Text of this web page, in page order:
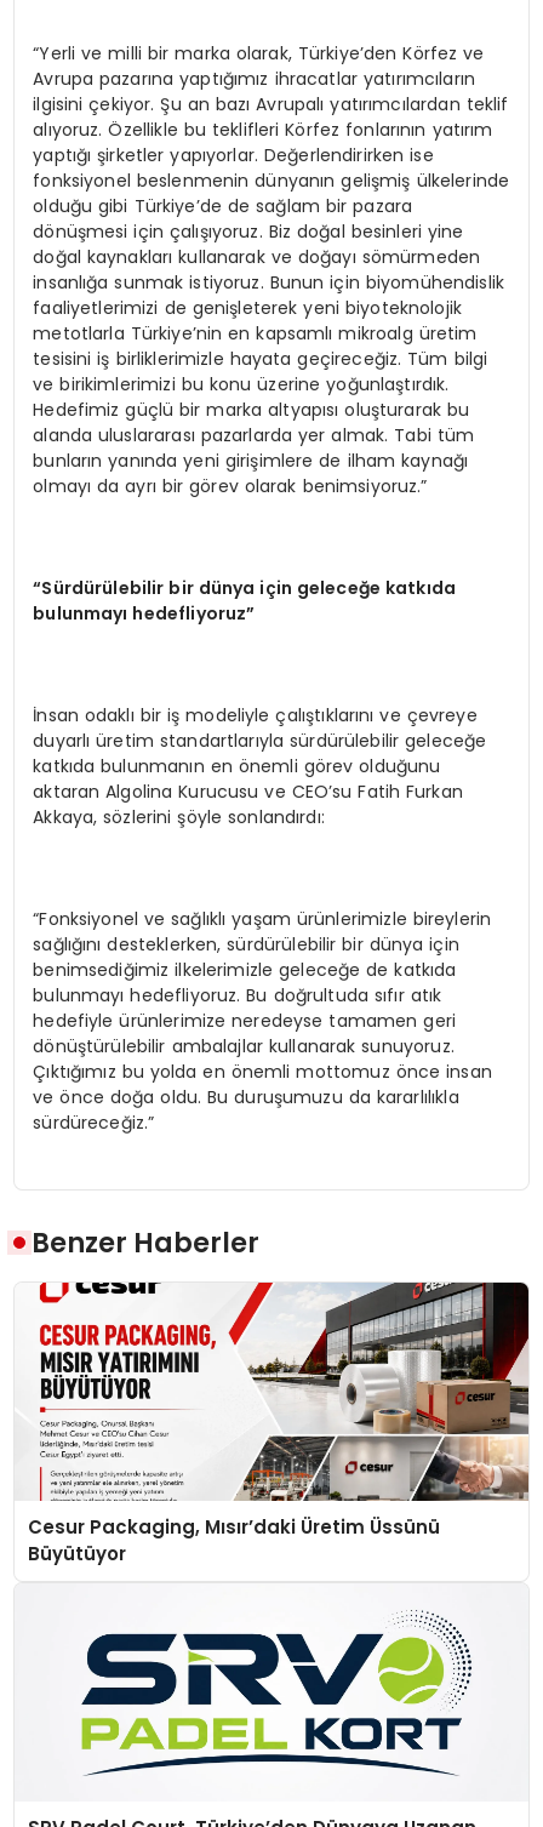
“Yerli ve milli bir marka olarak, Türkiye’den Körfez ve
Avrupa pazarına yaptığımız ihracatlar yatırımcıların
ilgisini çekiyor. Şu an bazı Avrupalı yatırımcılardan teklif
alıyoruz. Özellikle bu teklifleri Körfez fonlarının yatırım
yaptığı şirketler yapıyorlar. Değerlendirirken ise
fonksiyonel beslenmenin dünyanın gelişmiş ülkelerinde
olduğu gibi Türkiye’de de sağlam bir pazara
dönüşmesi için çalışıyoruz. Biz doğal besinleri yine
doğal kaynakları kullanarak ve doğayı sömürmeden
insanlığa sunmak istiyoruz. Bunun için biyomühendislik
faaliyetlerimizi de genişleterek yeni biyoteknolojik
metotlarla Türkiye’nin en kapsamlı mikroalg üretim
tesisini iş birliklerimizle hayata geçireceğiz. Tüm bilgi
ve birikimlerimizi bu konu üzerine yoğunlaştırdık.
Hedefimiz güçlü bir marka altyapısı oluşturarak bu
alanda uluslararası pazarlarda yer almak. Tabi tüm
bunların yanında yeni girişimlere de ilham kaynağı
olmayı da ayrı bir görev olarak benimsiyoruz.”
“Sürdürülebilir bir dünya için geleceğe katkıda
bulunmayı hedefliyoruz”
İnsan odaklı bir iş modeliyle çalıştıklarını ve çevreye
duyarlı üretim standartlarıyla sürdürülebilir geleceğe
katkıda bulunmanın en önemli görev olduğunu
aktaran Algolina Kurucusu ve CEO’su Fatih Furkan
Akkaya, sözlerini şöyle sonlandırdı:
“Fonksiyonel ve sağlıklı yaşam ürünlerimizle bireylerin
sağlığını desteklerken, sürdürülebilir bir dünya için
benimsediğimiz ilkelerimizle geleceğe de katkıda
bulunmayı hedefliyoruz. Bu doğrultuda sıfır atık
hedefiyle ürünlerimize neredeyse tamamen geri
dönüştürülebilir ambalajlar kullanarak sunuyoruz.
Çıktığımız bu yolda en önemli mottomuz önce insan
ve önce doğa oldu. Bu duruşumuzu da kararlılıkla
sürdüreceğiz.”
Benzer Haberler
Cesur Packaging, Mısır’daki Üretim Üssünü
Büyütüyor